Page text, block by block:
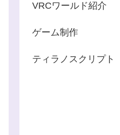
VRCワールド紹介
ゲーム制作
ティラノスクリプト